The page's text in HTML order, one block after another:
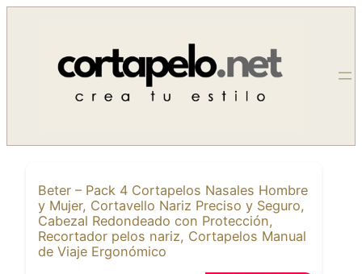
contenido
Beter – Pack 4 Cortapelos Nasales Hombre
y Mujer, Cortavello Nariz Preciso y Seguro,
Cabezal Redondeado con Protección,
Recortador pelos nariz, Cortapelos Manual
de Viaje Ergonómico